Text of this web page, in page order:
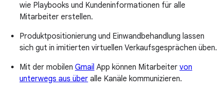
wie Playbooks und Kundeninformationen für alle
Mitarbeiter erstellen.
Produktpositionierung und Einwandbehandlung lassen
sich gut in imitierten virtuellen Verkaufsgesprächen üben.
Mit der mobilen Gmail App können Mitarbeiter von
unterwegs aus über alle Kanäle kommunizieren.